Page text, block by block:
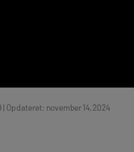
| Opdateret: november 14, 2024